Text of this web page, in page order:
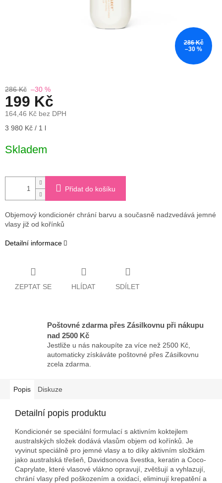
286 Kč
–30 %
286 Kč –30 %
199 Kč
164,46 Kč bez DPH
Měrná
3 980 Kč / 1 l
Skladem
Přidat do košíku
Objemový kondicionér chrání barvu a současně nadzvedává jemné
vlasy již od kořínků
Detailní informace
ZEPTAT SE HLÍDAT SDÍLET
Poštovné zdarma přes Zásilkovnu při nákupu
nad 2500 Kč
Jestliže u nás nakoupíte za více než 2500 Kč,
automaticky získáváte poštovné přes Zásilkovnu
zcela zdarma.
Popis Diskuze
Detailní popis produktu
Kondicionér se speciální formulací s aktivním koktejlem
australských složek dodává vlasům objem od kořínků. Je
vyvinut speciálně pro jemné vlasy a to díky aktivním složkám
jako australská třešeň, Davidsonova švestka, keratin a Coco-
Caprylate, které vlasové vlákno opravují, zvětšují a vyhlazují,
chrání vlasy před poškozením a oxidací, eliminují krepatění a